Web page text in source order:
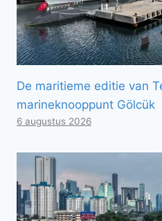
De maritieme editie van
marineknooppunt Gölcük
6 augustus 2026